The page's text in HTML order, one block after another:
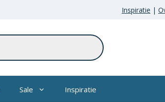
Inspiratie |
Sale Inspiratie